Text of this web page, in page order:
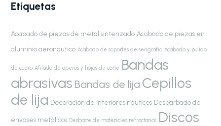
Etiquetas
Acabado de piezas de metal sinterizado Acabado de piezas en
aluminio aeronáutico Acabado de soportes de serigrafía Acabado y pulido
de cuero Afilado de aperos y hojas de corte Bandas
abrasivas Bandas de lija Cepillos
de lija Decoración de interiores náuticos Desbarbado de
envases metálicos Desbaste de materiales refractarios Discos